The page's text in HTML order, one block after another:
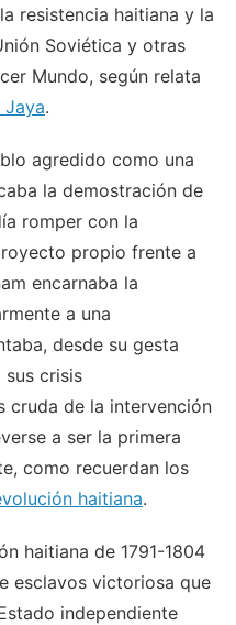
resistencia haitiana y la
Soviética y otras
Mundo, según relata
Jaya.
agredido como una
la demostración de
romper con la
propio frente a
encarnaba la
a una
desde su gesta
sus crisis
cruda de la intervención
a ser la primera
como recuerdan los
haitiana.
haitiana de 1791-1804
esclavos victoriosa que
independiente